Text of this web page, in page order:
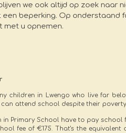
we ook altijd op zoek naar
een beperking. Op onderstaand
met u opnemen.
children in Lwengo who live far
attend school despite their
in Primary School have to pay
fee of €175. That's the